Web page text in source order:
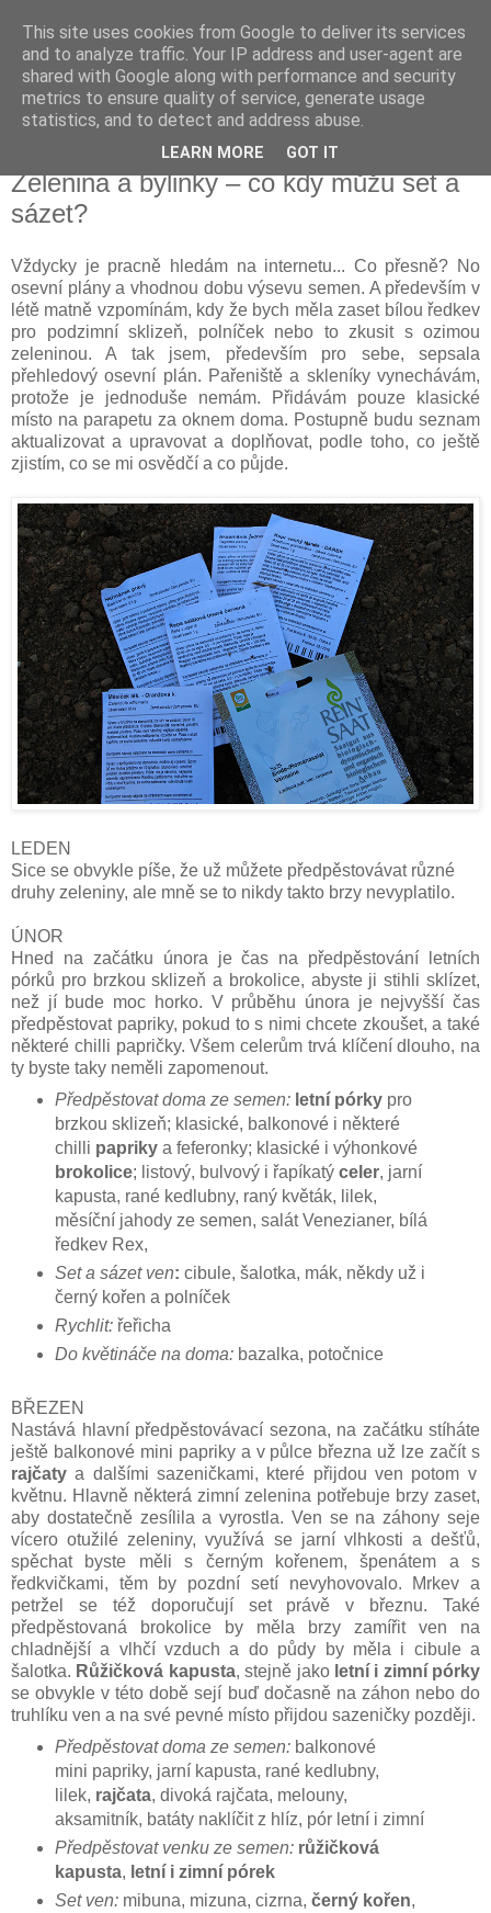
Vysněná zahrada
Blog o plánování a realizování vysněné zahrady.
neděle 18. února 2018
Zelenina a bylinky – co kdy můžu set a
sázet?
Vždycky je pracně hledám na internetu... Co přesně? No
osevní plány a vhodnou dobu výsevu semen. A především v
létě matně vzpomínám, kdy že bych měla zaset bílou ředkev
pro podzimní sklizeň, polníček nebo to zkusit s ozimou
zeleninou. A tak jsem, především pro sebe, sepsala
přehledový osevní plán. Pařeniště a skleníky vynechávám,
protože je jednoduše nemám. Přidávám pouze klasické
místo na parapetu za oknem doma. Postupně budu seznam
aktualizovat a upravovat a doplňovat, podle toho, co ještě
zjistím, co se mi osvědčí a co půjde.
LEDEN
Sice se obvykle píše, že už můžete předpěstovávat různé
druhy zeleniny, ale mně se to nikdy takto brzy nevyplatilo.
ÚNOR
Hned na začátku února je čas na předpěstování letních
pórků pro brzkou sklizeň a brokolice, abyste ji stihli sklízet,
než jí bude moc horko. V průběhu února je nejvyšší čas
předpěstovat papriky, pokud to s nimi chcete zkoušet, a také
některé chilli papričky. Všem celerům trvá klíčení dlouho, na
ty byste taky neměli zapomenout.
Předpěstovat doma ze semen: letní pórkypro
brzkou sklizeň; klasické, balkonové i některé
chilli paprikya feferonky; klasické i výhonkové
brokolice; listový, bulvový i řapíkatý celer, jarní
kapusta, rané kedlubny, raný květák, lilek,
měsíční jahody ze semen, salát Venezianer, bílá
ředkev Rex,
Set a sázet ven: cibule, šalotka, mák, někdy už i
černý kořen a polníček
Rychlit:řeřicha
Do květináče na doma:bazalka, potočnice
BŘEZEN
Nastává hlavní předpěstovávací sezona, na začátku stíháte
ještě balkonové mini papriky a v půlce března už lze začít s
rajčaty a dalšími sazeničkami, které přijdou ven potom v
květnu. Hlavně některá zimní zelenina potřebuje brzy zaset,
aby dostatečně zesílila a vyrostla. Ven se na záhony seje
vícero otužilé zeleniny, využívá se jarní vlhkosti a dešťů,
spěchat byste měli s černým kořenem, špenátem a s
ředkvičkami, těm by pozdní setí nevyhovovalo. Mrkev a
petržel se též doporučují set právě v březnu. Také
předpěstovaná brokolice by měla brzy zamířit ven na
chladnější a vlhčí vzduch a do půdy by měla i cibule a
šalotka. Růžičková kapusta, stejně jakoletní i zimní pórky
se obvykle v této době sejí buď dočasně na záhon nebo do
truhlíku ven a na své pevné místo přijdou sazeničky později.
Předpěstovat doma ze semen: balkonové
mini papriky, jarní kapusta, rané kedlubny,
lilek, rajčata, divoká rajčata, melouny,
aksamitník, batáty naklíčit z hlíz, pór letní i zimní
Předpěstovat venku ze semen: růžičková
kapusta, letní i zimní pórek
Set ven:mibuna, mizuna, cizrna, černý kořen,
This site uses cookies from Google to deliver its services
and to analyze traffic. Your IP address and user-agent are
shared with Google along with performance and security
metrics to ensure quality of service, generate usage
statistics, and to detect and address abuse.
LEARN MORE GOT IT